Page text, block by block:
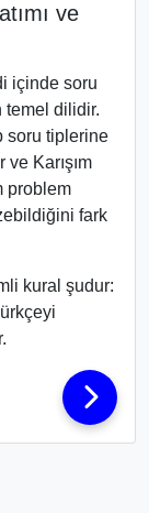
ve
içinde soru
temel dilidir.
soru tiplerine
Karışım
problem
fark
kural şudur: